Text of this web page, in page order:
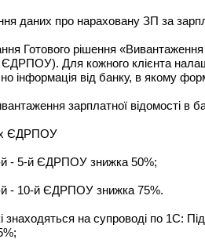
даних про нараховану ЗП за
Готового рішення «Вивантаження
ЄДРПОУ). Для кожного клієнта
інформація від банку, в якому
зарплатної відомості в
ЄДРПОУ
5-й ЄДРПОУ знижка 50%;
10-й ЄДРПОУ знижка 75%.
знаходяться на супроводі по 1С: